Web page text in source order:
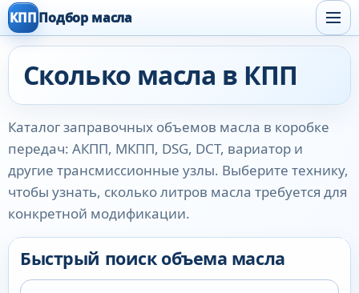
КПППодбор масла
Сколько масла в КПП
Каталог заправочных объемов масла в коробке
передач: АКПП, МКПП, DSG, DCT, вариатор и
другие трансмиссионные узлы. Выберите технику,
чтобы узнать, сколько литров масла требуется для
конкретной модификации.
Быстрый поиск объема масла